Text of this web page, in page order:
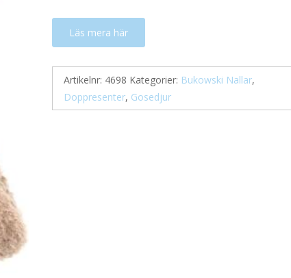
Läs mera här
Artikelnr: 4698 Kategorier: Bukowski Nallar,
Doppresenter, Gosedjur